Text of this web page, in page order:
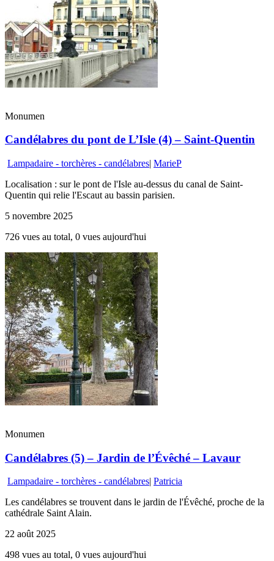
Monumen
Candélabres du pont de L’Isle (4) – Saint-Quentin
Lampadaire - torchères - candélabres| MarieP
Localisation : sur le pont de l'Isle au-dessus du canal de Saint-
Quentin qui relie l'Escaut au bassin parisien.
5 novembre 2025
726 vues au total, 0 vues aujourd'hui
Monumen
Candélabres (5) – Jardin de l’Évêché – Lavaur
Lampadaire - torchères - candélabres| Patricia
Les candélabres se trouvent dans le jardin de l'Évêché, proche de la
cathédrale Saint Alain.
22 août 2025
498 vues au total, 0 vues aujourd'hui